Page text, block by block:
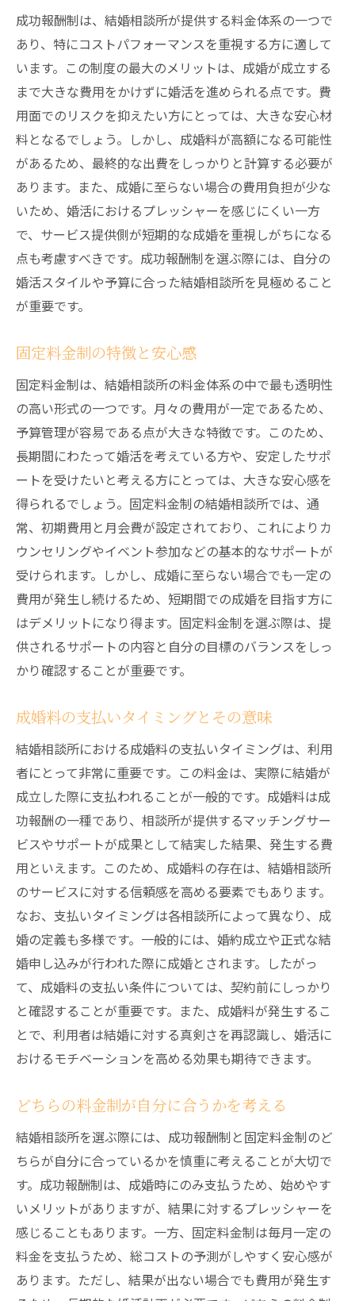
成功報酬制は、結婚相談所が提供する料金体系の一つで
あり、特にコストパフォーマンスを重視する方に適して
います。この制度の最大のメリットは、成婚が成立する
まで大きな費用をかけずに婚活を進められる点です。費
用面でのリスクを抑えたい方にとっては、大きな安心材
料となるでしょう。しかし、成婚料が高額になる可能性
があるため、最終的な出費をしっかりと計算する必要が
あります。また、成婚に至らない場合の費用負担が少な
いため、婚活におけるプレッシャーを感じにくい一方
で、サービス提供側が短期的な成婚を重視しがちになる
点も考慮すべきです。成功報酬制を選ぶ際には、自分の
婚活スタイルや予算に合った結婚相談所を見極めること
が重要です。
固定料金制の特徴と安心感
固定料金制は、結婚相談所の料金体系の中で最も透明性
の高い形式の一つです。月々の費用が一定であるため、
予算管理が容易である点が大きな特徴です。このため、
長期間にわたって婚活を考えている方や、安定したサポ
ートを受けたいと考える方にとっては、大きな安心感を
得られるでしょう。固定料金制の結婚相談所では、通
常、初期費用と月会費が設定されており、これによりカ
ウンセリングやイベント参加などの基本的なサポートが
受けられます。しかし、成婚に至らない場合でも一定の
費用が発生し続けるため、短期間での成婚を目指す方に
はデメリットになり得ます。固定料金制を選ぶ際は、提
供されるサポートの内容と自分の目標のバランスをしっ
かり確認することが重要です。
成婚料の支払いタイミングとその意味
結婚相談所における成婚料の支払いタイミングは、利用
者にとって非常に重要です。この料金は、実際に結婚が
成立した際に支払われることが一般的です。成婚料は成
功報酬の一種であり、相談所が提供するマッチングサー
ビスやサポートが成果として結実した結果、発生する費
用といえます。このため、成婚料の存在は、結婚相談所
のサービスに対する信頼感を高める要素でもあります。
なお、支払いタイミングは各相談所によって異なり、成
婚の定義も多様です。一般的には、婚約成立や正式な結
婚申し込みが行われた際に成婚とされます。したがっ
て、成婚料の支払い条件については、契約前にしっかり
と確認することが重要です。また、成婚料が発生するこ
とで、利用者は結婚に対する真剣さを再認識し、婚活に
おけるモチベーションを高める効果も期待できます。
どちらの料金制が自分に合うかを考える
結婚相談所を選ぶ際には、成功報酬制と固定料金制のど
ちらが自分に合っているかを慎重に考えることが大切で
す。成功報酬制は、成婚時にのみ支払うため、始めやす
いメリットがありますが、結果に対するプレッシャーを
感じることもあります。一方、固定料金制は毎月一定の
料金を支払うため、総コストの予測がしやすく安心感が
あります。ただし、結果が出ない場合でも費用が発生す